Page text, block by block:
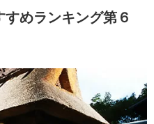
めランキング第６